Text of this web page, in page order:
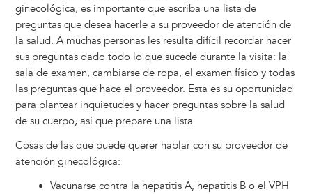
ginecológica, es importante que escriba una lista de
preguntas que desea hacerle a su proveedor de atención de
la salud. A muchas personas les resulta difícil recordar hacer
sus preguntas dado todo lo que sucede durante la visita: la
sala de examen, cambiarse de ropa, el examen físico y todas
las preguntas que hace el proveedor. Esta es su oportunidad
para plantear inquietudes y hacer preguntas sobre la salud
de su cuerpo, así que prepare una lista.
Cosas de las que puede querer hablar con su proveedor de
atención ginecológica:
Vacunarse contra la hepatitis A, hepatitis B o el VPH